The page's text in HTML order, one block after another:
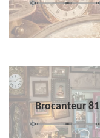
Brocanteur 81